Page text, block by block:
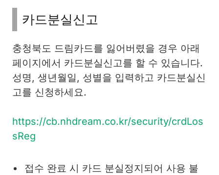
카드분실신고
충청북도 드림카드를 잃어버렸을 경우 아래
페이지에서 카드분실신고를 할 수 있습니다.
성명, 생년월일, 성별을 입력하고 카드분실신
고를 신청하세요.
https://cb.nhdream.co.kr/security/crdLos
sReg
접수 완료 시 카드 분실정지되어 사용 불